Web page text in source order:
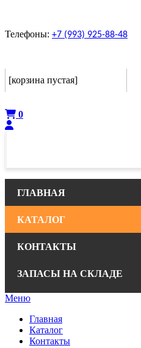
Телефоны: +7 (993) 925-88-48
[корзина пустая]
0
ГЛАВНАЯ
КАТАЛОГ
КОНТАКТЫ
ЗАПАСЫ НА СКЛАДЕ
Меню
Главная
Каталог
Контакты